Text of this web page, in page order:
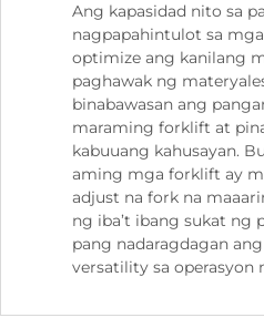
Ang kapasidad nito sa
nagpapahintulot sa
optimize ang kanilang
paghawak ng
binabawasan ang
maraming forklift at
kabuuang kahusayan.
aming mga forklift ay
adjust na fork na
ng iba’t ibang sukat ng
pang nadaragdagan
versatility sa operasyon